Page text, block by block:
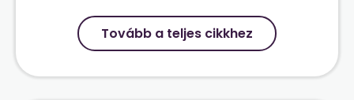
Tovább a teljes cikkhez